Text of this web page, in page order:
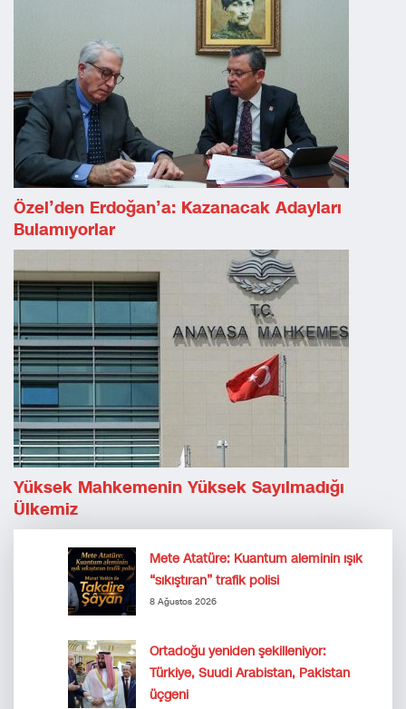
Özel’den Erdoğan’a: Kazanacak Adayları
Bulamıyorlar
Yüksek Mahkemenin Yüksek Sayılmadığı
Ülkemiz
Mete Atatüre: Kuantum aleminin ışık
“sıkıştıran” trafik polisi
8 Ağustos 2026
Ortadoğu yeniden şekilleniyor:
Türkiye, Suudi Arabistan, Pakistan
üçgeni